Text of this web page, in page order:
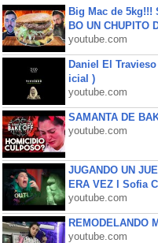
Big Mac de 5kg!!!
BO UN CHUPITO
youtube.com
Daniel El
icial )
youtube.com
SAMANTA DE
youtube.com
JUGANDO UN
ERA VEZ l Sofia
youtube.com
REMODELANDO
youtube.com